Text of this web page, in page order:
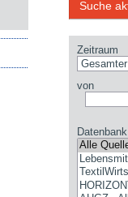
Zeitraum
von
Datenbank